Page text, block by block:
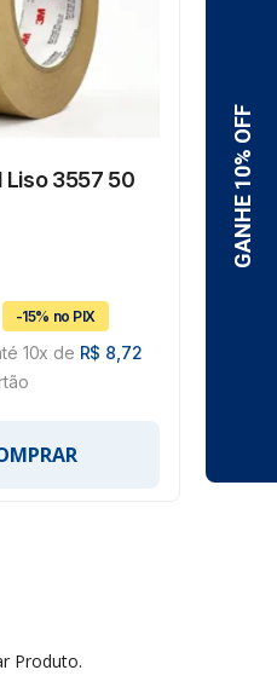
Liso 3557 50
10x de R$ 8,72
R$
Produto.